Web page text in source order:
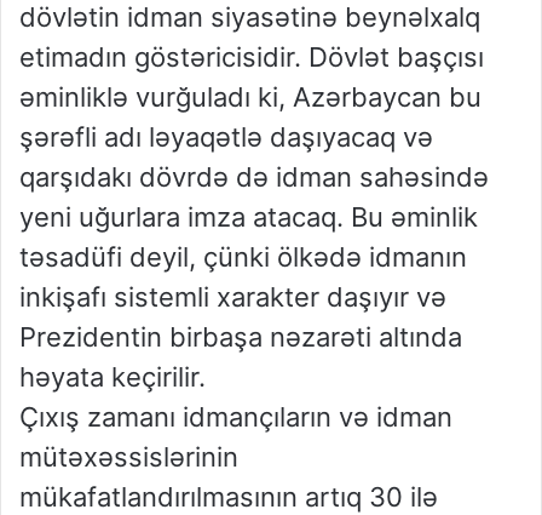
dövlətin idman siyasətinə beynəlxalq
etimadın göstəricisidir. Dövlət başçısı
əminliklə vurğuladı ki, Azərbaycan bu
şərəfli adı ləyaqətlə daşıyacaq və
qarşıdakı dövrdə də idman sahəsində
yeni uğurlara imza atacaq. Bu əminlik
təsadüfi deyil, çünki ölkədə idmanın
inkişafı sistemli xarakter daşıyır və
Prezidentin birbaşa nəzarəti altında
həyata keçirilir.
Çıxış zamanı idmançıların və idman
mütəxəssislərinin
mükafatlandırılmasının artıq 30 ilə